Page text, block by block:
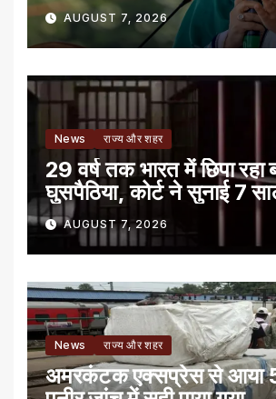
AUGUST 7, 2026
News राज्य और शहर
29 वर्ष तक भारत में छिपा रहा
घुसपैठिया, कोर्ट ने सुनाई 7
AUGUST 7, 2026
News राज्य और शहर
अमरकंटक एक्सप्रेस से आया